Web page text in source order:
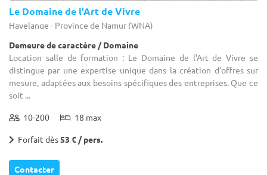
Le Domaine de l'Art de Vivre
Havelange - Province de Namur (WNA)
Demeure de caractère / Domaine
Location salle de formation : Le Domaine de l'Art de Vivre se
distingue par une expertise unique dans la création d’offres sur
mesure, adaptées aux besoins spécifiques des entreprises. Que ce
soit ...
10-200 18 max
Forfait dès53 € / pers.
Contacter